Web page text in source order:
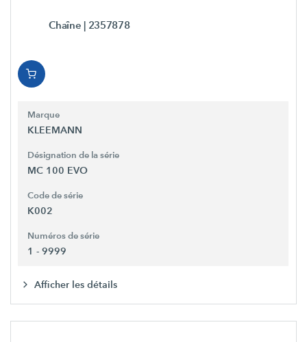
Chaîne | 2357878
Marque
KLEEMANN
Désignation de la série
MC 100 EVO
Code de série
K002
Numéros de série
1 - 9999
Afficher les détails